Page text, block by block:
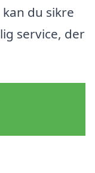
du sikre
service, der